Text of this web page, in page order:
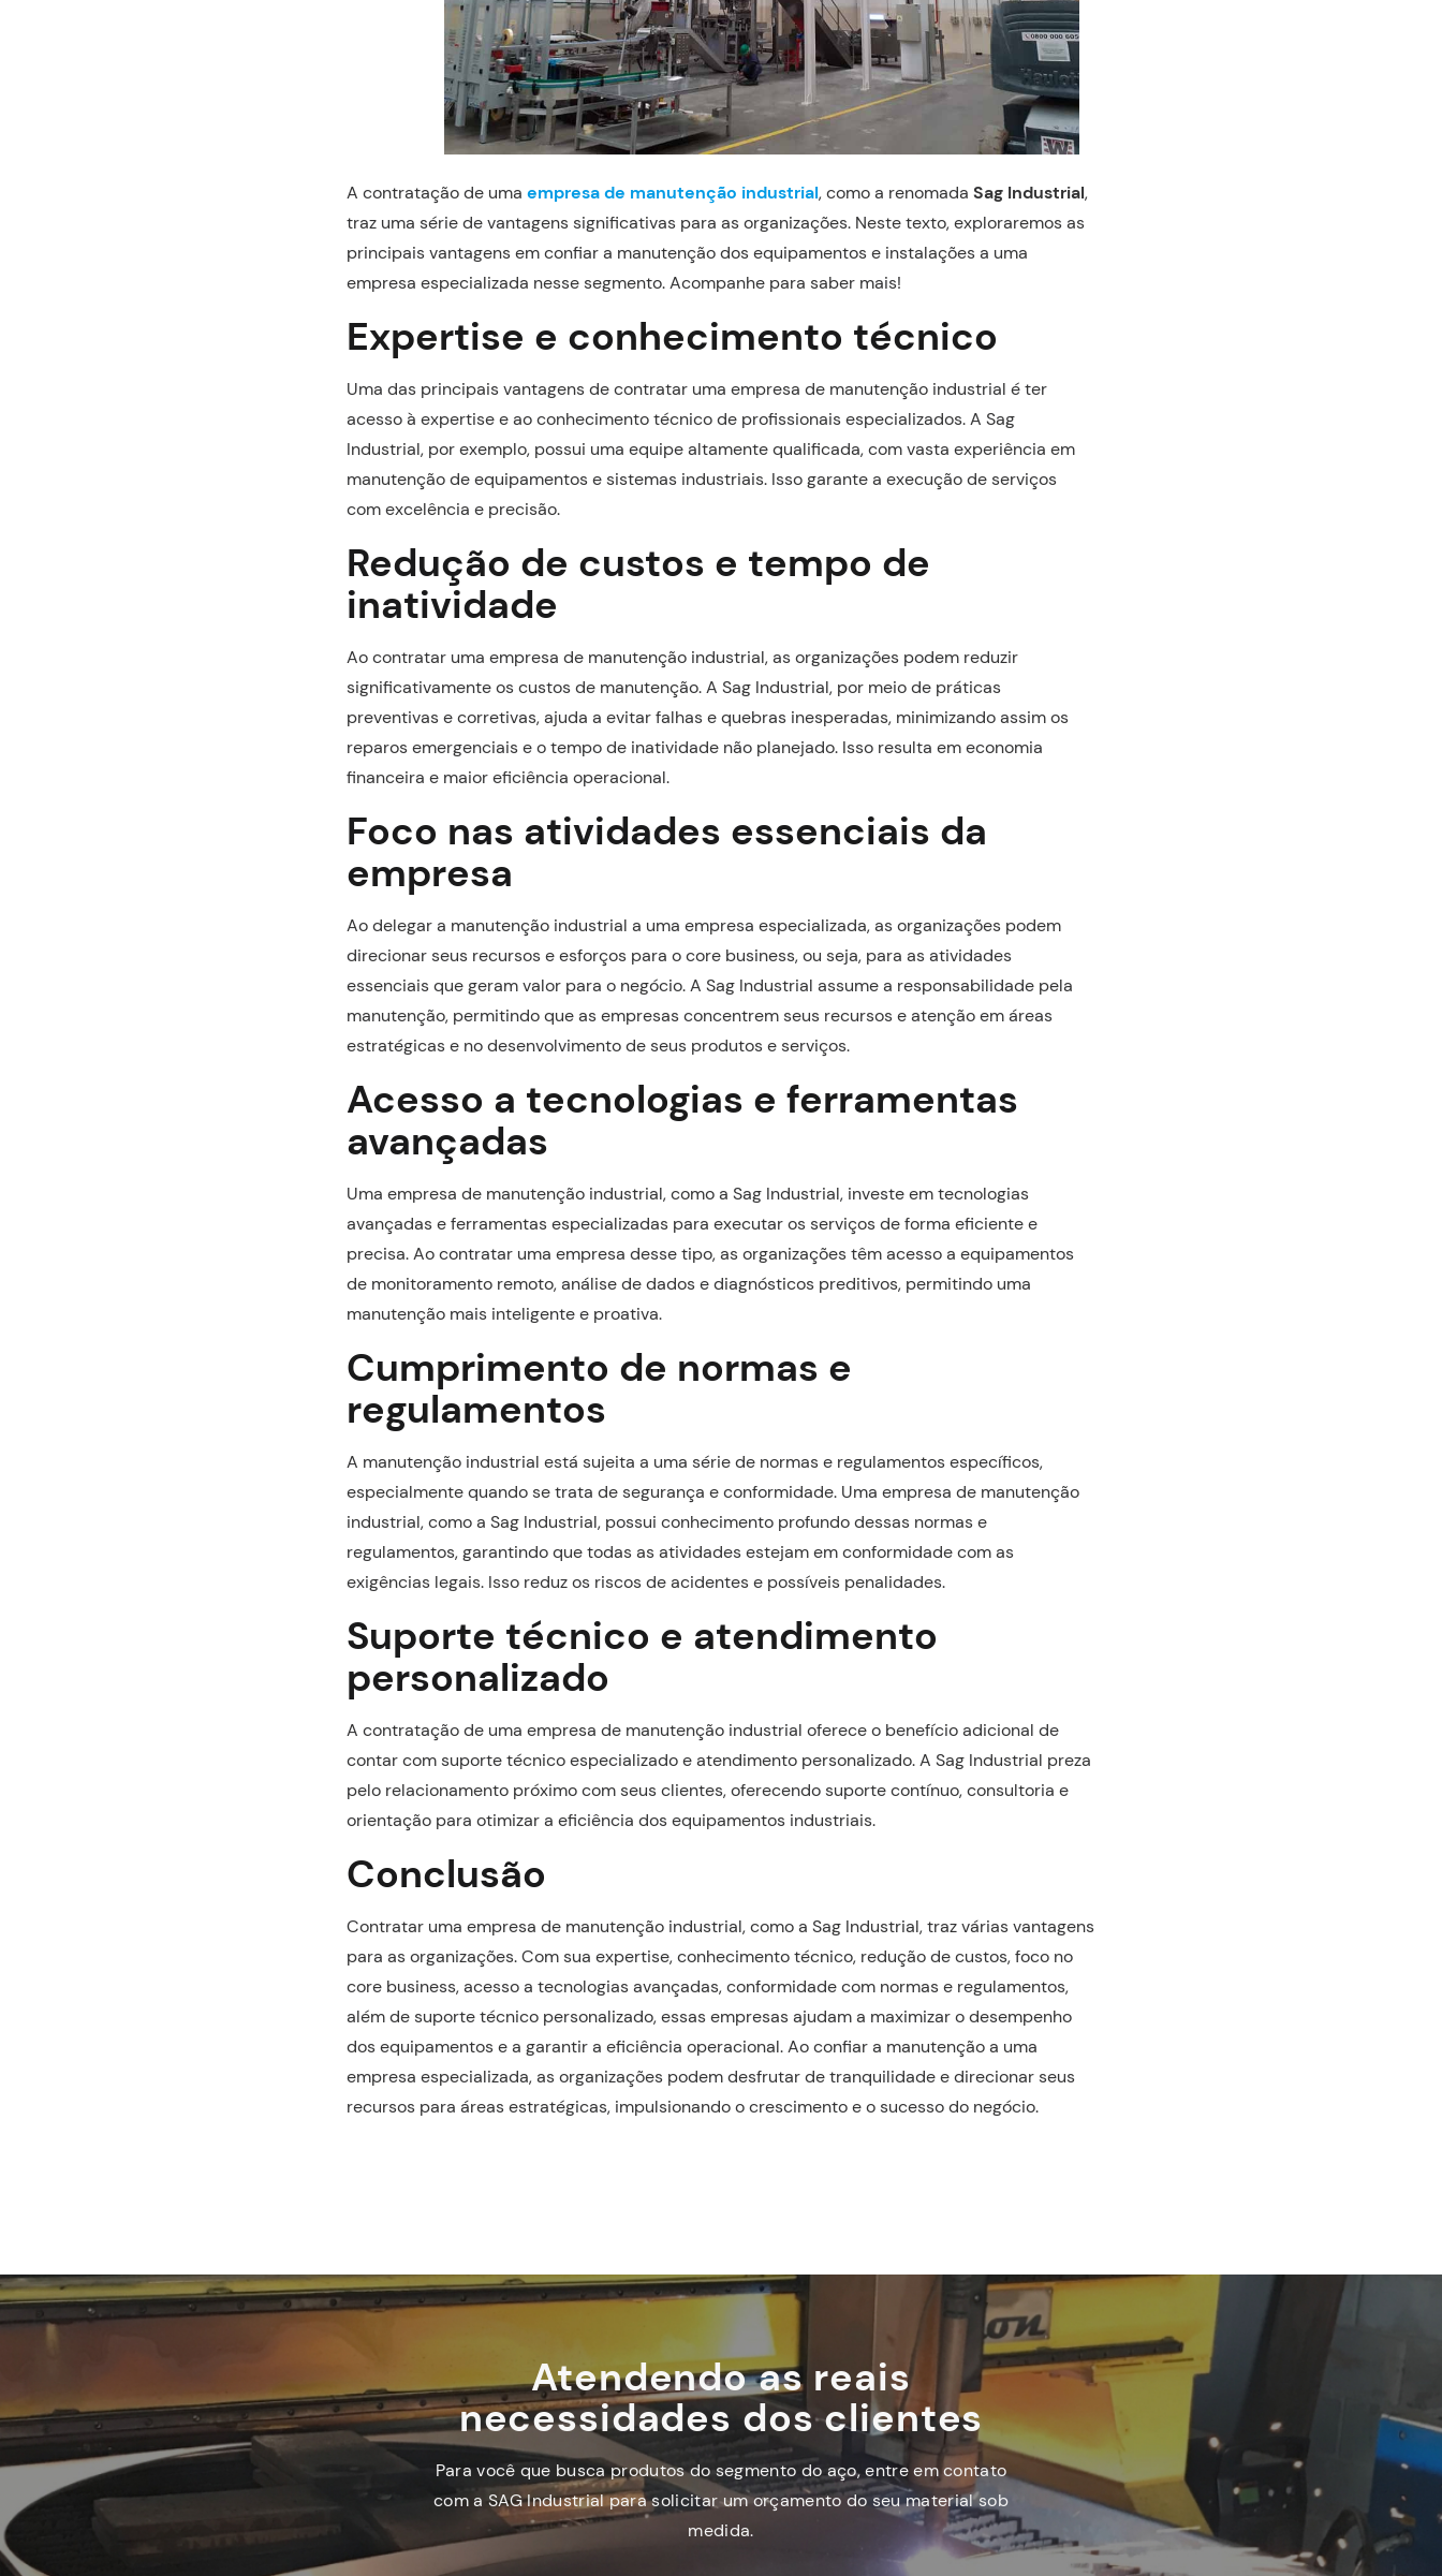
A contratação de umaempresa de manutenção industrial, como a renomadaSag Industrial,
traz uma série de vantagens significativas para as organizações. Neste texto, exploraremos as
principais vantagens em confiar a manutenção dos equipamentos e instalações a uma
empresa especializada nesse segmento. Acompanhe para saber mais!
Expertise e conhecimento técnico
Uma das principais vantagens de contratar uma empresa de manutenção industrial é ter
acesso à expertise e ao conhecimento técnico de profissionais especializados. A Sag
Industrial, por exemplo, possui uma equipe altamente qualificada, com vasta experiência em
manutenção de equipamentos e sistemas industriais. Isso garante a execução de serviços
com excelência e precisão.
Redução de custos e tempo de
inatividade
Ao contratar uma empresa de manutenção industrial, as organizações podem reduzir
significativamente os custos de manutenção. A Sag Industrial, por meio de práticas
preventivas e corretivas, ajuda a evitar falhas e quebras inesperadas, minimizando assim os
reparos emergenciais e o tempo de inatividade não planejado. Isso resulta em economia
financeira e maior eficiência operacional.
Foco nas atividades essenciais da
empresa
Ao delegar a manutenção industrial a uma empresa especializada, as organizações podem
direcionar seus recursos e esforços para o core business, ou seja, para as atividades
essenciais que geram valor para o negócio. A Sag Industrial assume a responsabilidade pela
manutenção, permitindo que as empresas concentrem seus recursos e atenção em áreas
estratégicas e no desenvolvimento de seus produtos e serviços.
Acesso a tecnologias e ferramentas
avançadas
Uma empresa de manutenção industrial, como a Sag Industrial, investe em tecnologias
avançadas e ferramentas especializadas para executar os serviços de forma eficiente e
precisa. Ao contratar uma empresa desse tipo, as organizações têm acesso a equipamentos
de monitoramento remoto, análise de dados e diagnósticos preditivos, permitindo uma
manutenção mais inteligente e proativa.
Cumprimento de normas e
regulamentos
A manutenção industrial está sujeita a uma série de normas e regulamentos específicos,
especialmente quando se trata de segurança e conformidade. Uma empresa de manutenção
industrial, como a Sag Industrial, possui conhecimento profundo dessas normas e
regulamentos, garantindo que todas as atividades estejam em conformidade com as
exigências legais. Isso reduz os riscos de acidentes e possíveis penalidades.
Suporte técnico e atendimento
personalizado
A contratação de uma empresa de manutenção industrial oferece o benefício adicional de
contar com suporte técnico especializado e atendimento personalizado. A Sag Industrial preza
pelo relacionamento próximo com seus clientes, oferecendo suporte contínuo, consultoria e
orientação para otimizar a eficiência dos equipamentos industriais.
Conclusão
Contratar uma empresa de manutenção industrial, como a Sag Industrial, traz várias vantagens
para as organizações. Com sua expertise, conhecimento técnico, redução de custos, foco no
core business, acesso a tecnologias avançadas, conformidade com normas e regulamentos,
além de suporte técnico personalizado, essas empresas ajudam a maximizar o desempenho
dos equipamentos e a garantir a eficiência operacional. Ao confiar a manutenção a uma
empresa especializada, as organizações podem desfrutar de tranquilidade e direcionar seus
recursos para áreas estratégicas, impulsionando o crescimento e o sucesso do negócio.
Atendendo as reais
necessidades dos clientes
Para você que busca produtos do segmento do aço, entre em contato
com a SAG Industrial para solicitar um orçamento do seu material sob
medida.